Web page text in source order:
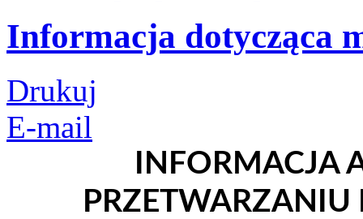
Informacja dotycząca
Drukuj
E-mail
INFORMACJA